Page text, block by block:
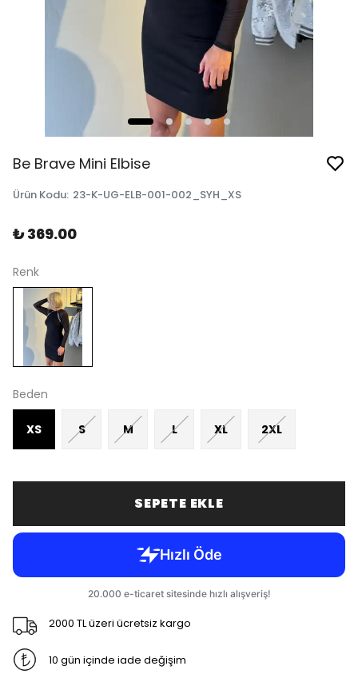
Be Brave Mini Elbise
Ürün Kodu: 23-K-UG-ELB-001-002_SYH_XS
₺ 369.00
Renk
Beden
XS S M L XL 2XL
SEPETE EKLE
2000 TL üzeri ücretsiz kargo
10 gün içinde iade değişim